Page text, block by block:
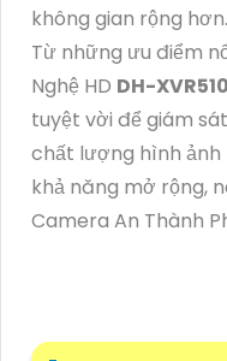
không gian rộng hơn.
Từ những ưu điểm
Nghệ HD DH-
tuyệt vời để giám
chất lượng hình
khả năng mở rộng,
Camera An Thành